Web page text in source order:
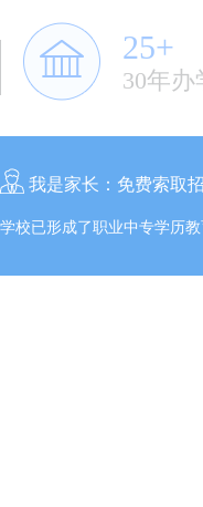
25+
30年办
我是家长： 免费索取
学校已形成了职业中专学历